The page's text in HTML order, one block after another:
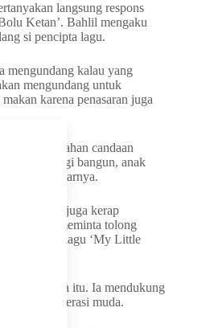
langsung respons
Ketan’. Bahlil mengaku
si pencipta lagu.
mengundang kalau yang
mengundang untuk
karena penasaran juga
jadi bahan candaan
pagi-pagi bangun, anak
MBG’,” ujarnya.
Rafathar juga kerap
lantas meminta tolong
pencipta lagu ‘My Little
dirinya itu. Ia mendukung
para generasi muda.